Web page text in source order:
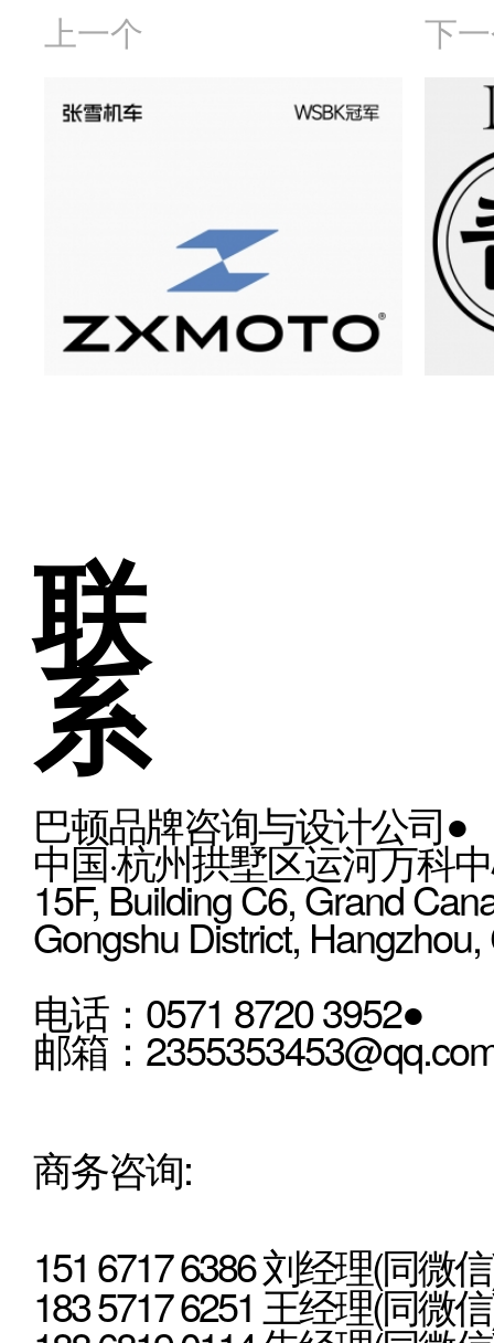
下
上一个
联
系
巴顿品牌咨询与设计公司●
中国·杭州拱墅区运河万科
15F, Building C6, Grand
Gongshu District,
电话：0571 8720 3952●
邮箱：
商务咨询:
151 6717 6386 刘经理(同微
183 5717 6251 王经理(同微